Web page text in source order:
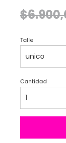
Talle
Cantidad